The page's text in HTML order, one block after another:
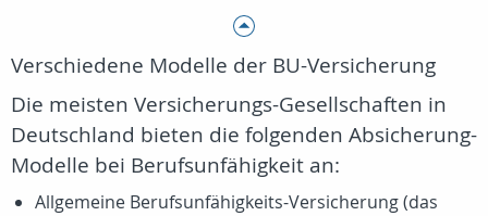
Verschiedene Modelle der BU-Versicherung
Die meisten Versicherungs-Gesellschaften in
Deutschland bieten die folgenden Absicherung-
Modelle bei Berufsunfähigkeit an:
Allgemeine Berufsunfähigkeits-Versicherung (das